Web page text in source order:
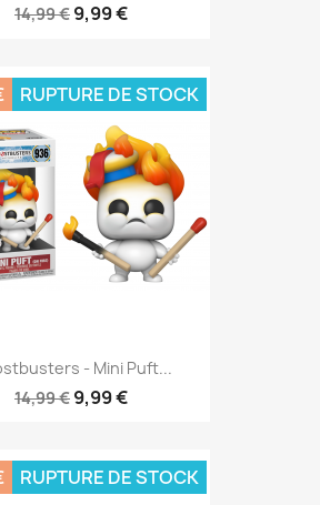
14,99 € 9,99 €
- Mini Puft...
14,99 € 9,99 €
RUPTURE DE STOCK
RUPTURE DE STOCK